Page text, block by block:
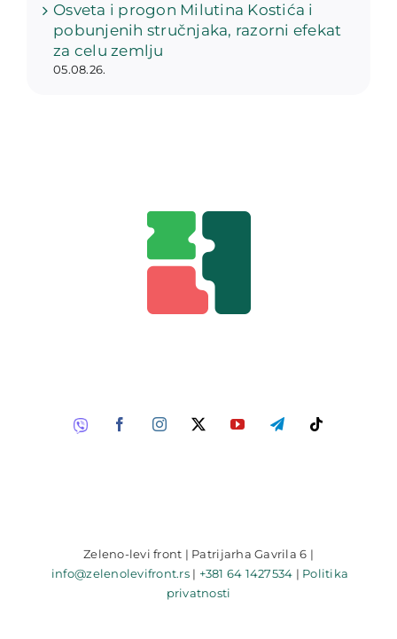
Osveta i progon Milutina Kostića i
pobunjenih stručnjaka, razorni efekat
za celu zemlju
05.08.26.
Zeleno-levi front | Patrijarha Gavrila 6 |
info@zelenolevifront.rs| +381 64 1427534 | Politika
privatnosti